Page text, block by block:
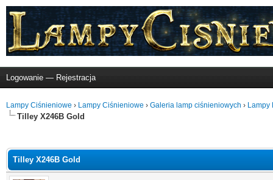
Logowanie — Rejestracja
Lampy Ciśnieniowe › Lampy Ciśnieniowe › Galeria lamp ciśnieniowych › Lampy
Tilley X246B Gold
Tilley X246B Gold